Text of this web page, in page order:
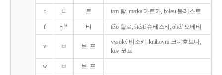
t ㅌ 트 tam 탐, matka 마트카, bolest 볼레스트
t' 티* 티 tělo 텔로, štěstí 슈테스티, obět' 오베티
v ㅂ 브, 프
vysoký 비소키, knihovna 크니호브나,
kov 코프
w ㅂ 브, 프